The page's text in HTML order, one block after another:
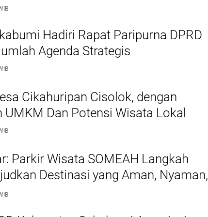
Sorotan
Hadiri Rapat Paripurna DPRD
Agenda Strategis
Cikahuripan Cisolok, dengan
UMKM Dan Potensi Wisata Lokal
Parkir Wisata SOMEAH Langkah
Destinasi yang Aman, Nyaman,